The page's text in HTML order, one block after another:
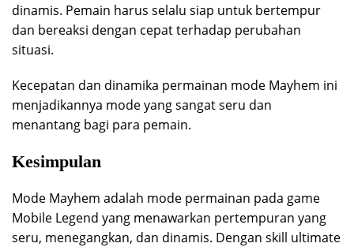
dinamis. Pemain harus selalu siap untuk bertempur
dan bereaksi dengan cepat terhadap perubahan
situasi.
Kecepatan dan dinamika permainan mode Mayhem ini
menjadikannya mode yang sangat seru dan
menantang bagi para pemain.
Kesimpulan
Mode Mayhem adalah mode permainan pada game
Mobile Legend yang menawarkan pertempuran yang
seru, menegangkan, dan dinamis. Dengan skill ultimate